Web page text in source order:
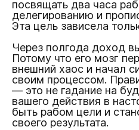
посвящать два часа
делегированию и
Эта цель зависела
Через полгода доход
Потому что его мозг
внешний хаос и начал
своим процессом.
— это не гадание на
вашего действия в
быть рабом цели и
своего результата.